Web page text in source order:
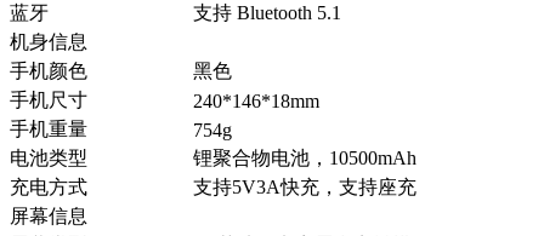
蓝牙
支持 Bluetooth 5.1
机身信息
手机颜色
黑色
手机尺寸
240*146*18mm
手机重量
754g
电池类型
锂聚合物电池，10500mAh
充电方式
支持5V3A快充，支持座充
屏幕信息